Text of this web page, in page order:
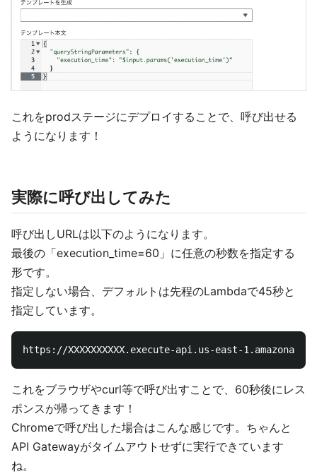
これをprodステージにデプロイすることで、呼び出せる
ようになります！
実際に呼び出してみた
呼び出しURLは以下のようになります。
最後の「execution_time=60」に任意の秒数を指定する
形です。
指定しない場合、デフォルトは先程のLambdaで45秒と
指定しています。
これをブラウザやcurl等で呼び出すことで、60秒後にレス
ポンスが帰ってきます！
Chromeで呼び出した場合はこんな感じです。ちゃんと
API Gatewayがタイムアウトせずに実行できています
ね。